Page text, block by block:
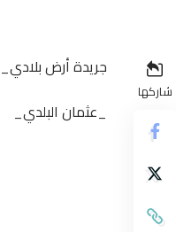
شاركها
جريدة أرض بلادي_
_عثمان البلدي_